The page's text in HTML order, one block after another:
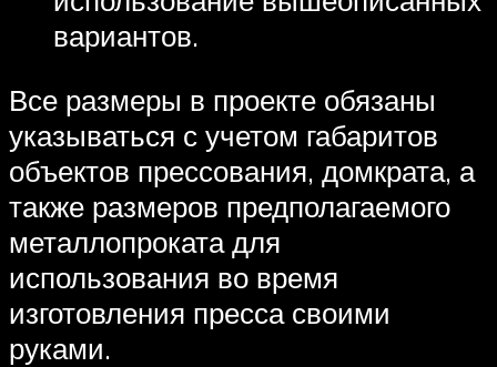
вариантов.
Все размеры в проекте обязаны
указываться с учетом габаритов
объектов прессования, домкрата, а
также размеров предполагаемого
металлопроката для
использования во время
изготовления пресса своими
руками.